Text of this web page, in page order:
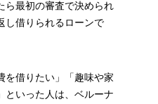
ら最初の審査で決められ
し借りられるローンで
を借りたい」「趣味や家
といった人は、ベルーナ